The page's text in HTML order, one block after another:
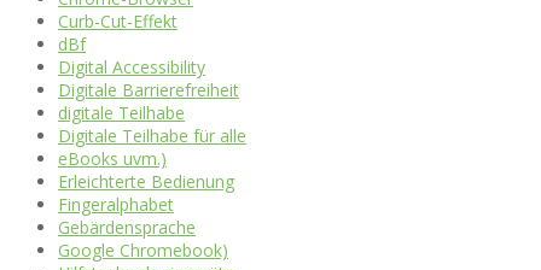
Curb-Cut-Effekt
dBf
Digital Accessibility
Digitale Barrierefreiheit
digitale Teilhabe
Digitale Teilhabe für alle
eBooks uvm.)
Erleichterte Bedienung
Fingeralphabet
Gebärdensprache
Google Chromebook)